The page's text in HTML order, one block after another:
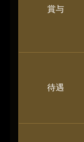
賞与
待遇